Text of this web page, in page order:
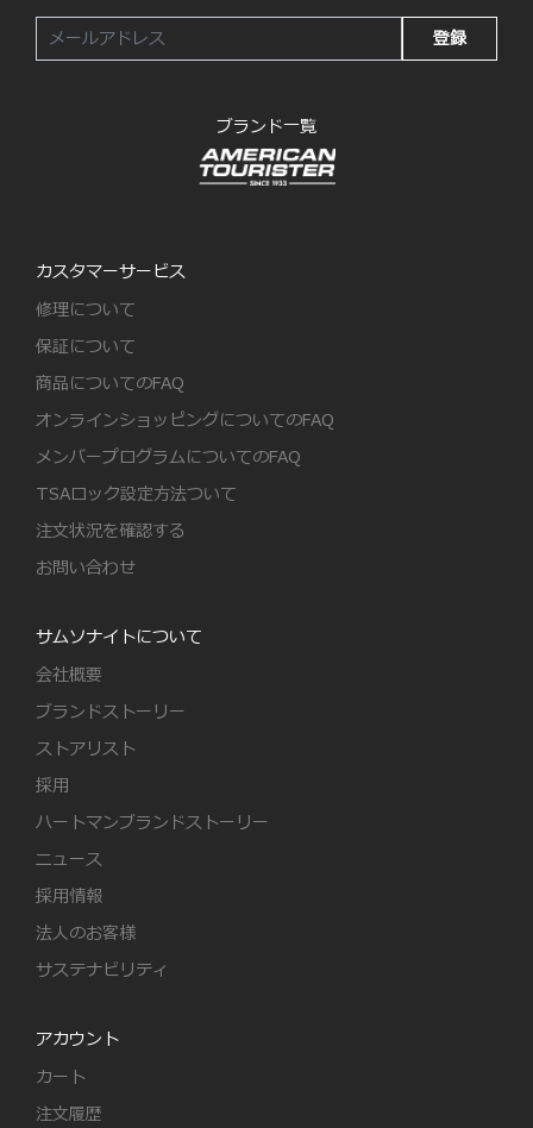
登録
ブランド一覧
カスタマーサービス
修理について
保証について
商品についてのFAQ
オンラインショッピングについてのFAQ
メンバープログラムについてのFAQ
TSAロック設定方法ついて
注文状況を確認する
お問い合わせ
サムソナイトについて
会社概要
ブランドストーリー
ストアリスト
採用
ハートマンブランドストーリー
ニュース
採用情報
法人のお客様
サステナビリティ
アカウント
カート
注文履歴